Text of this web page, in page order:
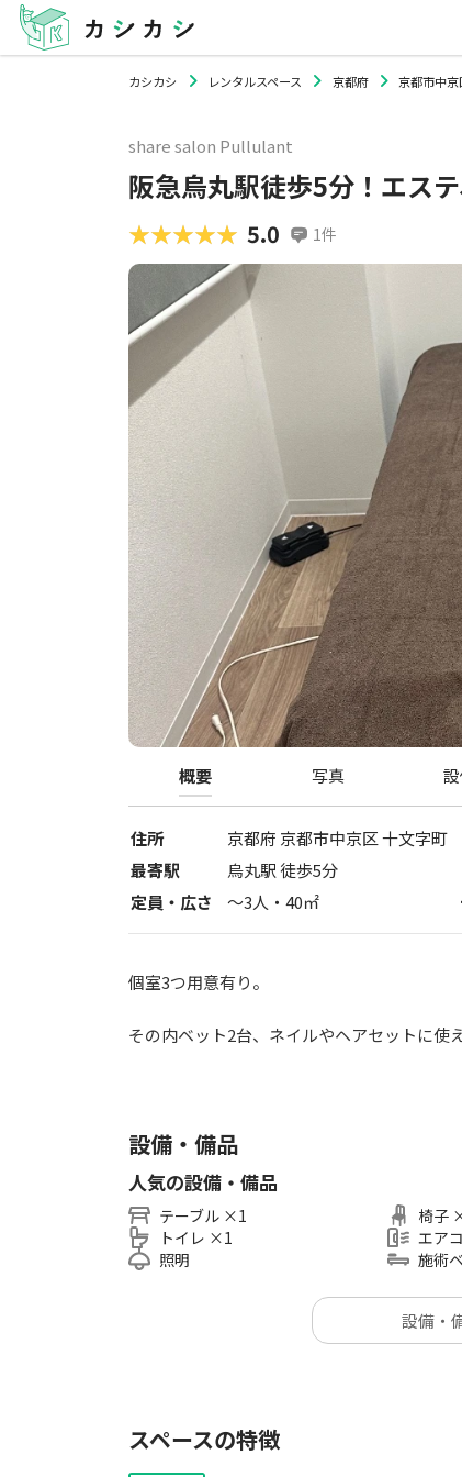
カシカシ レンタルスペース 京都府 京都市中京
share salon Pullulant
阪急烏丸駅徒歩5分！エス
★★★★★
★★★★★ 5.0 1件
概要 写真
住所 京都府 京都市中京区 十文字町
最寄駅
烏丸駅 徒歩5分
定員・広さ
〜3人・40㎡
個室3つ用意有り。
その内ベット2台、ネイルやヘアセットに使
設備・備品
人気の設備・備品
テーブル ×1
トイレ ×1
照明
椅子
エア
施術
設備・
スペースの特徴